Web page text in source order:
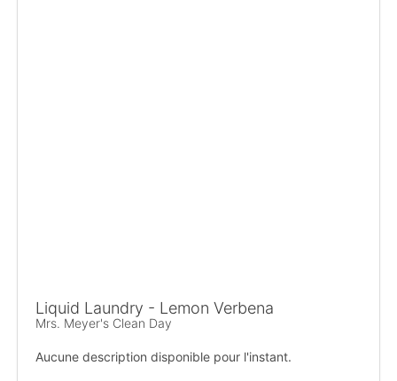
Liquid Laundry - Lemon Verbena
Mrs. Meyer's Clean Day
Aucune description disponible pour l'instant.